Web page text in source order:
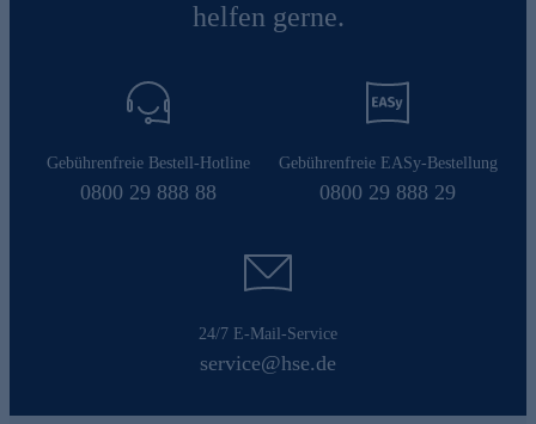
helfen gerne.
Gebührenfreie Bestell-Hotline
0800 29 888 88
Gebührenfreie EASy-Bestellung
0800 29 888 29
24/7 E-Mail-Service
service@hse.de